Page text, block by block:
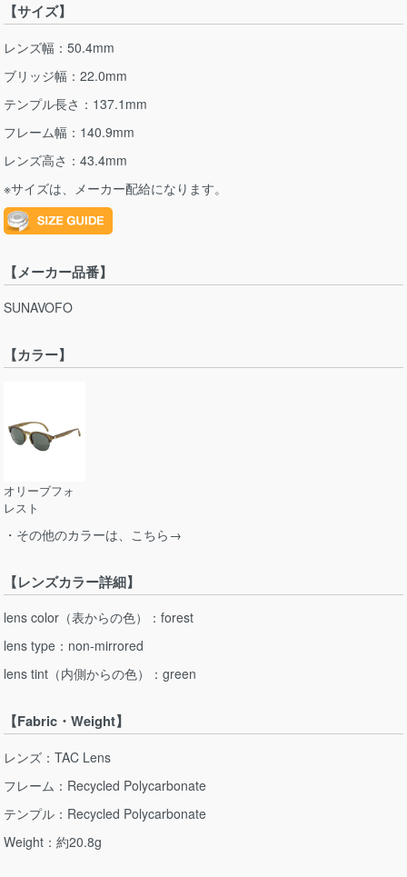
【サイズ】
レンズ幅：50.4mm
ブリッジ幅：22.0mm
テンプル長さ：137.1mm
フレーム幅：140.9mm
レンズ高さ：43.4mm
※サイズは、メーカー配給になります。
【メーカー品番】
SUNAVOFO
【カラー】
オリーブフォ
レスト
・その他のカラーは、こちら→
【レンズカラー詳細】
lens color（表からの色）：forest
lens type：non-mirrored
lens tint（内側からの色）：green
【Fabric・Weight】
レンズ：TAC Lens
フレーム：Recycled Polycarbonate
テンプル：Recycled Polycarbonate
Weight：約20.8g